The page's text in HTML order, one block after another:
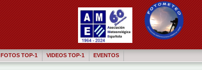
FOTOS TOP-1 VIDEOS TOP-1 EVENTOS